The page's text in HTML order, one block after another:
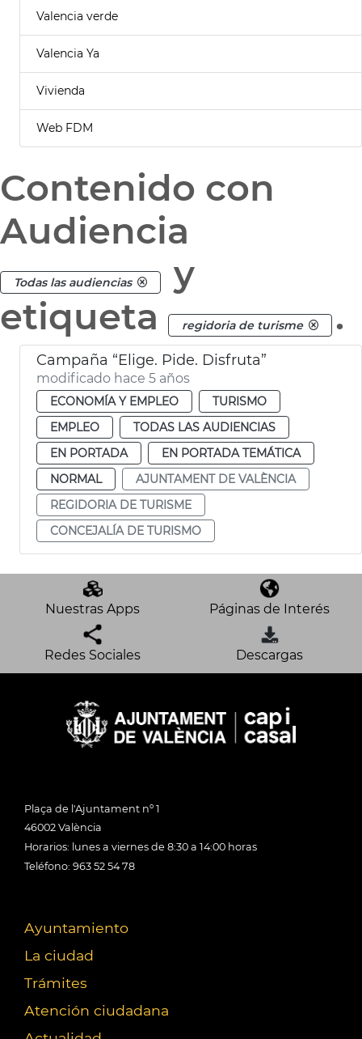
Valencia verde
Valencia Ya
Vivienda
Web FDM
Contenido con
Audiencia
Todas las audiencias
y
etiqueta
regidoria de turisme .
Campaña “Elige. Pide. Disfruta”
modificado hace 5 años
ECONOMÍA Y EMPLEO
TURISMO
EMPLEO
TODAS LAS AUDIENCIAS
EN PORTADA
EN PORTADA TEMÁTICA
NORMAL
AJUNTAMENT DE VALÈNCIA
REGIDORIA DE TURISME
CONCEJALÍA DE TURISMO
Nuestras Apps Páginas de Interés
Redes Sociales Descargas
Plaça de l'Ajuntament nº 1
46002 València
Horarios: lunes a viernes de 8:30 a 14:00 horas
Teléfono: 963 52 54 78
Ayuntamiento
La ciudad
Trámites
Atención ciudadana